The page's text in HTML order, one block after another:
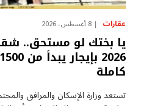
عقارات 8 أغسطس، 2026
يا بختك لو مستحق..
كاملة
تستعد وزارة الإسكان والمرافق